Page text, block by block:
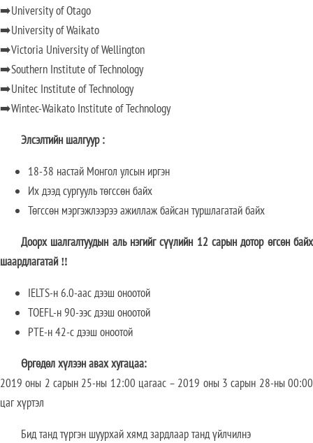
➡️University of Otago
➡️University of Waikato
➡️Victoria University of Wellington
➡️Southern Institute of Technology
➡️Unitec Institute of Technology
➡️Wintec-Waikato Institute of Technology
Элсэлтийн шалгуур :
18-38 настай Монгол улсын иргэн
Их дээд сургууль төгссөн байх
Төгссөн мэргэжлээрээ ажиллаж байсан туршлагатай байх
Доорх шалгалтуудын аль нэгийг сүүлийн 12 сарын дотор өгсөн байх
шаардлагатай ‼️
IELTS-н 6.0-аас дээш оноотой
TOEFL-н 90-ээс дээш оноотой
PTE-н 42-с дээш оноотой
Өргөдөл хүлээн авах хугацаа:
2019 оны 2 сарын 25-ны 12:00 цагаас – 2019 оны 3 сарын 28-ны 00:00
цаг хүртэл
Бид танд түргэн шуурхай хямд зардлаар танд үйлчилнэ